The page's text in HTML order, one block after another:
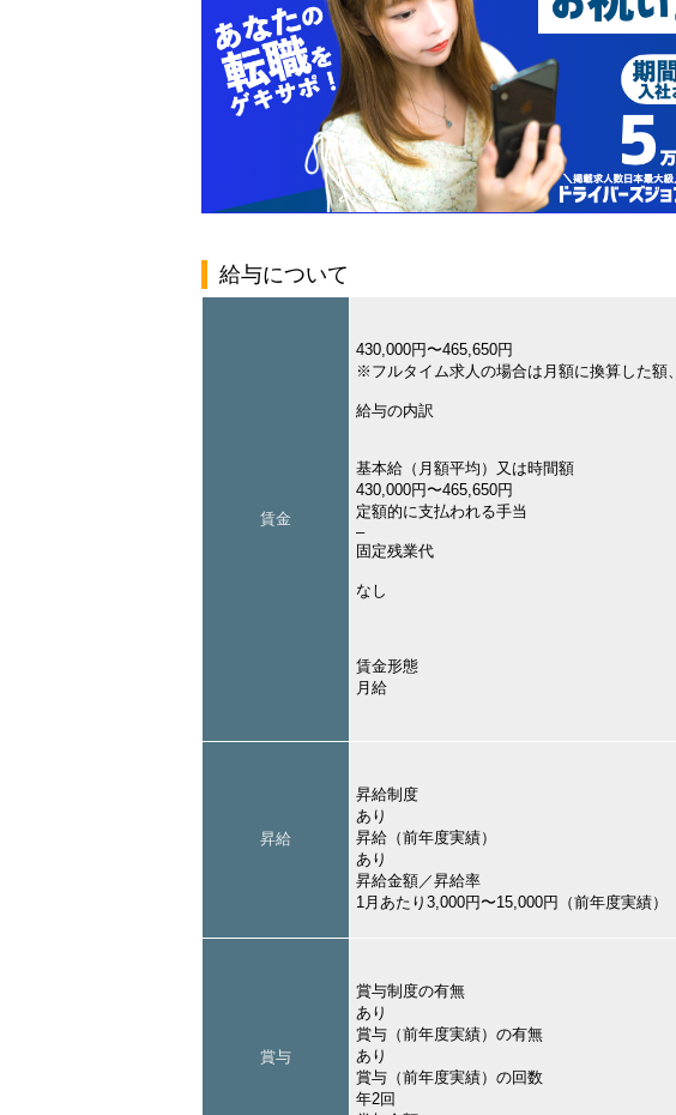
給与について
賃金
430,000円〜465,650円
※フルタイム求人の場合は月額に換算した額
給与の内訳
基本給（月額平均）又は時間額
430,000円〜465,650円
定額的に支払われる手当
–
固定残業代
なし
賃金形態
月給
昇給
昇給制度
あり
昇給（前年度実績）
あり
昇給金額／昇給率
1月あたり3,000円〜15,000円（前年度実績）
賞与
賞与制度の有無
あり
賞与（前年度実績）の有無
あり
賞与（前年度実績）の回数
年2回